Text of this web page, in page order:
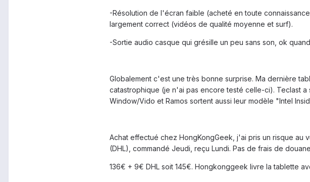
-Résolution de l'écran faible (acheté en toute
largement correct (vidéos de qualité moyenne et surf).
-Sortie audio casque qui grésille un peu sans son, ok
Globalement c'est une très bonne surprise. Ma dernière
catastrophique (je n'ai pas encore testé celle-ci). Teclast
Window/Vido et Ramos sortent aussi leur modèle "Intel
Achat effectué chez HongKongGeek, j'ai pris un risque au
(DHL), commandé Jeudi, reçu Lundi. Pas de frais de
136€ + 9€ DHL soit 145€. Hongkonggeek livre la tablette